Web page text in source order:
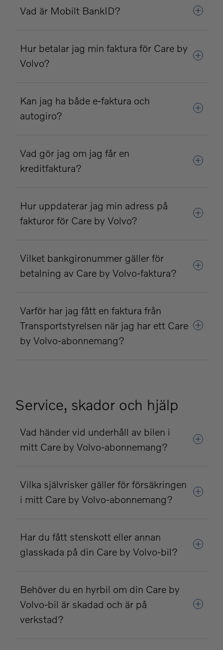
Vad är Mobilt BankID?
Hur betalar jag min faktura för Care by
Volvo?
Kan jag ha både e-faktura och
autogiro?
Vad gör jag om jag får en
kreditfaktura?
Hur uppdaterar jag min adress på
fakturor för Care by Volvo?
Vilket bankgironummer gäller för
betalning av Care by Volvo-faktura?
Varför har jag fått en faktura från
Transportstyrelsen när jag har ett Care
by Volvo-abonnemang?
Service, skador och hjälp
Vad händer vid underhåll av bilen i
mitt Care by Volvo-abonnemang?
Vilka självrisker gäller för försäkringen
i mitt Care by Volvo-abonnemang?
Har du fått stenskott eller annan
glasskada på din Care by Volvo-bil?
Behöver du en hyrbil om din Care by
Volvo-bil är skadad och är på
verkstad?